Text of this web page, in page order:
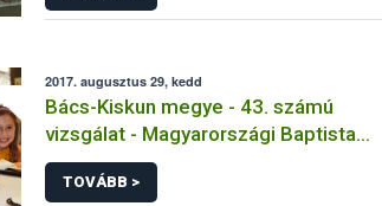
2017. augusztus 29, kedd
Bács-Kiskun megye - 43. számú
vizsgálat - Magyarországi Baptista
Egyház Filadelfia Otthon Főzőkonyha
TOVÁBB >